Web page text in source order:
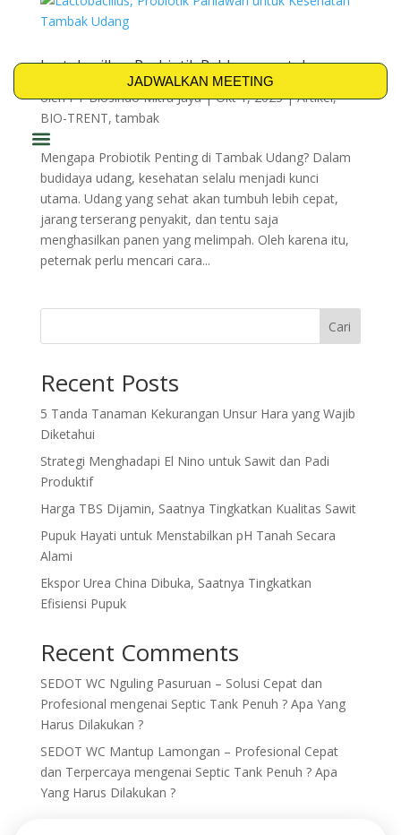
JADWALKAN MEETING
Lactobacillus, Probiotik Pahlawan untuk
Kesehatan Tambak Udang
olehPT Biosindo Mitra Jaya|Okt 1, 2025|Artikel,
BIO-TRENT,tambak
Mengapa Probiotik Penting di Tambak Udang? Dalam
budidaya udang, kesehatan selalu menjadi kunci
utama. Udang yang sehat akan tumbuh lebih cepat,
jarang terserang penyakit, dan tentu saja
menghasilkan panen yang melimpah. Oleh karena itu,
peternak perlu mencari cara...
Cari
Recent Posts
5 Tanda Tanaman Kekurangan Unsur Hara yang Wajib
Diketahui
Strategi Menghadapi El Nino untuk Sawit dan Padi
Produktif
Harga TBS Dijamin, Saatnya Tingkatkan Kualitas Sawit
Pupuk Hayati untuk Menstabilkan pH Tanah Secara
Alami
Ekspor Urea China Dibuka, Saatnya Tingkatkan
Efisiensi Pupuk
Recent Comments
SEDOT WC Nguling Pasuruan – Solusi Cepat dan
Profesional mengenai Septic Tank Penuh ? Apa Yang
Harus Dilakukan ?
SEDOT WC Mantup Lamongan – Profesional Cepat
dan Terpercaya mengenai Septic Tank Penuh ? Apa
Yang Harus Dilakukan ?